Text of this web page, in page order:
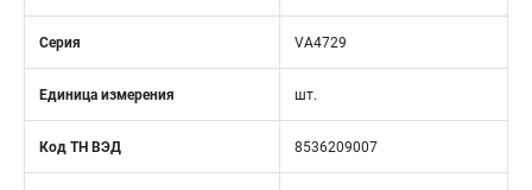
Серия VA4729
Единица измерения шт.
Код ТН ВЭД 8536209007